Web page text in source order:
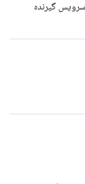
گیرنده